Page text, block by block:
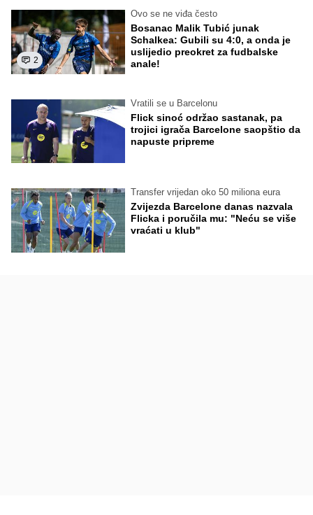
2
Ovo se ne viđa često
Bosanac Malik Tubić junak
Schalkea: Gubili su 4:0, a onda je
uslijedio preokret za fudbalske
anale!
Vratili se u Barcelonu
Flick sinoć održao sastanak, pa
trojici igrača Barcelone saopštio da
napuste pripreme
Transfer vrijedan oko 50 miliona eura
Zvijezda Barcelone danas nazvala
Flicka i poručila mu: "Neću se više
vraćati u klub"